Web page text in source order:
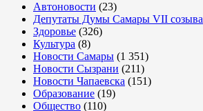
Автоновости (23)
Депутаты Думы Самары VII созыва
Здоровье (326)
Культура (8)
Новости Самары (1 351)
Новости Сызрани (211)
Новости Чапаевска (151)
Образование (19)
Общество (110)